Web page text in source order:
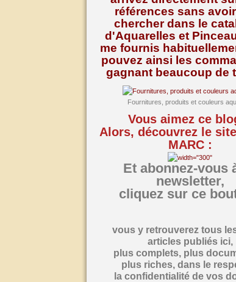
références sans
chercher dans le
d'Aquarelles et
me fournis
pouvez ainsi les
gagnant beaucoup de
Fournitures, produits et couleurs
Vous aimez ce
Alors, découvrez le
MARC :
Et abonnez-vous
newsletter,
cliquez sur ce
vous y retrouverez tous
articles publiés ici,
plus complets, plus
plus riches, dans le
la confidentialité de vos